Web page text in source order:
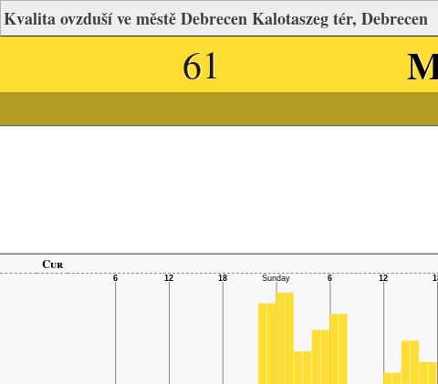
Kvalita ovzduší ve městě Debrecen Kalotaszeg tér, Debrecen
61
Cur